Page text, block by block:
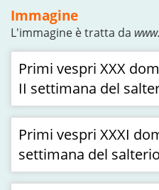
Immagine
L'immagine è tratta da
Primi vespri XXX
II settimana del
Primi vespri XXXI
settimana del salterio